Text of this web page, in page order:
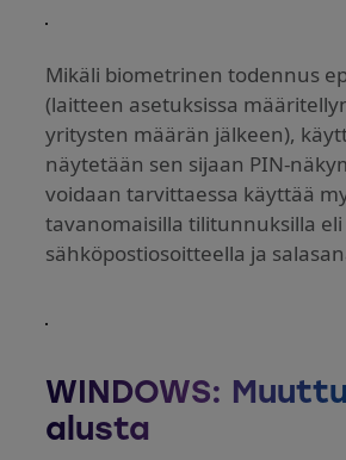
Mikäli biometrinen todennus
(laitteen asetuksissa
yritysten määrän jälkeen),
näytetään sen sijaan PIN-
voidaan tarvittaessa käyttää
tavanomaisilla tilitunnuksilla eli
sähköpostiosoitteella ja
WINDOWS:
alusta